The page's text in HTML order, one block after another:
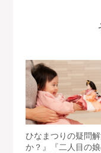
ひなまつりの疑問
か？』『二人目の